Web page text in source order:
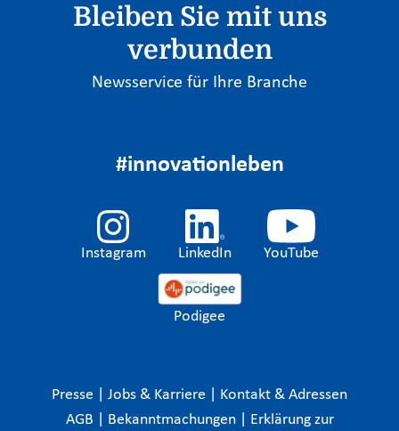
Bleiben Sie mit uns
verbunden
Newsservice für Ihre Branche
#innovationleben
Instagram LinkedIn YouTube
Podigee
Presse Jobs & Karriere
Kontakt & Adressen
AGB
Bekanntmachungen
Erklärung zur